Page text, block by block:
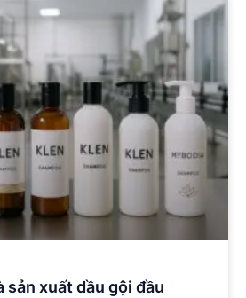
sản xuất dầu gội đầu